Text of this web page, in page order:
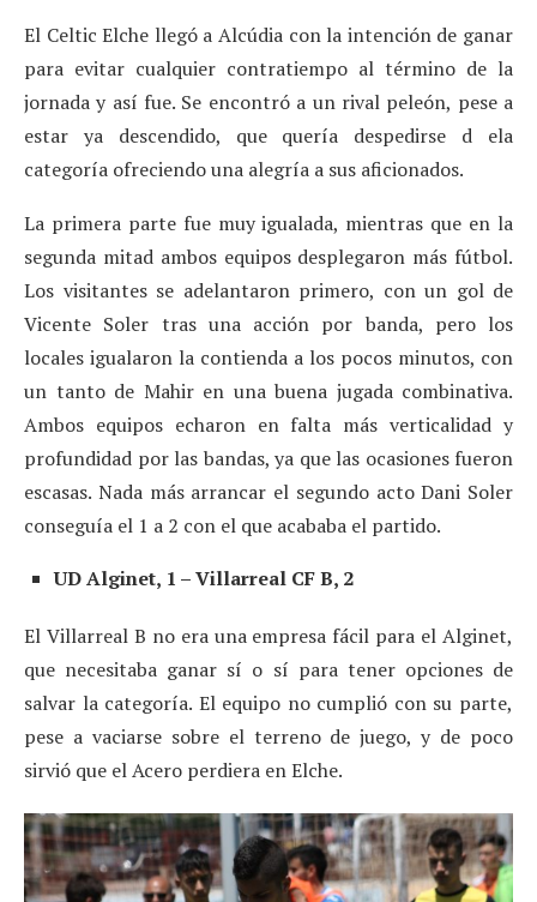
El Celtic Elche llegó a Alcúdia con la intención de ganar
para evitar cualquier contratiempo al término de la
jornada y así fue. Se encontró a un rival peleón, pese a
estar ya descendido, que quería despedirse d ela
categoría ofreciendo una alegría a sus aficionados.
La primera parte fue muy igualada, mientras que en la
segunda mitad ambos equipos desplegaron más fútbol.
Los visitantes se adelantaron primero, con un gol de
Vicente Soler tras una acción por banda, pero los
locales igualaron la contienda a los pocos minutos, con
un tanto de Mahir en una buena jugada combinativa.
Ambos equipos echaron en falta más verticalidad y
profundidad por las bandas, ya que las ocasiones fueron
escasas. Nada más arrancar el segundo acto Dani Soler
conseguía el 1 a 2 con el que acababa el partido.
UD Alginet, 1 – Villarreal CF B, 2
El Villarreal B no era una empresa fácil para el Alginet,
que necesitaba ganar sí o sí para tener opciones de
salvar la categoría. El equipo no cumplió con su parte,
pese a vaciarse sobre el terreno de juego, y de poco
sirvió que el Acero perdiera en Elche.